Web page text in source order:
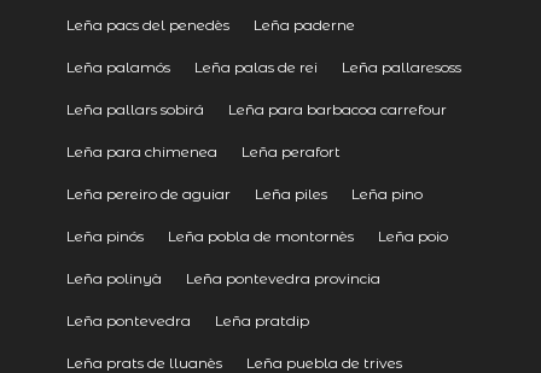
Leña pacs del penedès Leña paderne
Leña palamós Leña palas de rei Leña pallaresoss
Leña pallars sobirá Leña para barbacoa carrefour
Leña para chimenea Leña perafort
Leña pereiro de aguiar Leña piles Leña pino
Leña pinós Leña pobla de montornès Leña poio
Leña polinyà Leña pontevedra provincia
Leña pontevedra Leña pratdip
Leña prats de lluanès Leña puebla de trives